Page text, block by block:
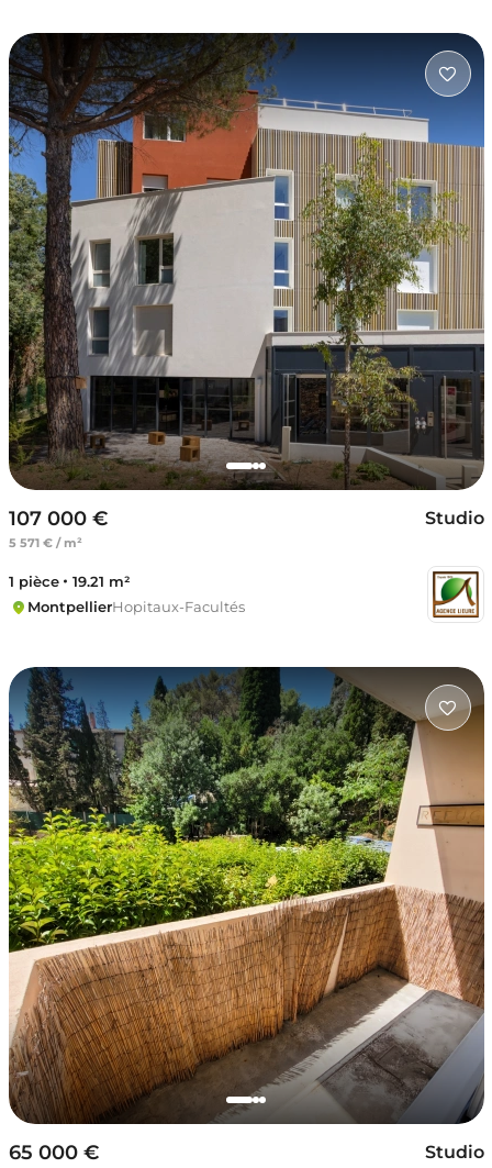
107 000 €
5 571 € / m²
Studio
1 pièce
19.21 m²
MontpellierHopitaux-Facultés
65 000 € Studio